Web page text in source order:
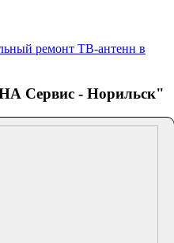
ремонт ТВ-антенн в
Сервис - Норильск"